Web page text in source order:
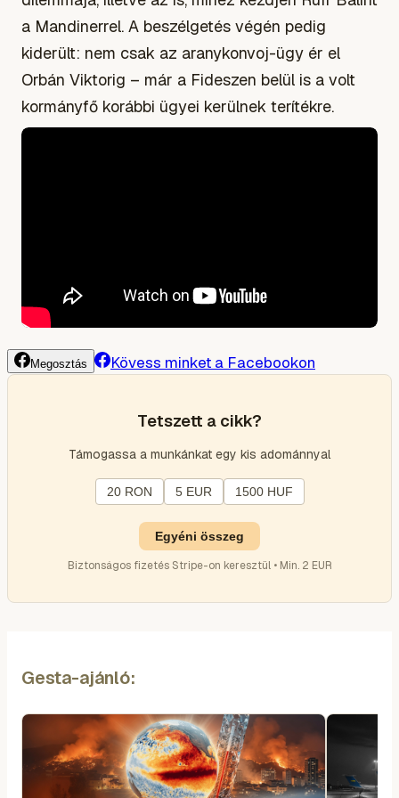
a Mandinerrel. A beszélgetés végén pedig
kiderült: nem csak az aranykonvoj-ügy ér el
Orbán Viktorig – már a Fideszen belül is a volt
kormányfő korábbi ügyei kerülnek terítékre.
Megosztás Kövess minket a Facebookon
Tetszett a cikk?
Támogassa a munkánkat egy kis adománnyal
20 RON 5 EUR 1500 HUF
Egyéni összeg
Biztonságos fizetés Stripe-on keresztül • Min. 2 EUR
Gesta-ajánló: